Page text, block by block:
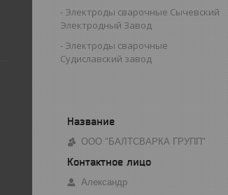
Электроды сварочные Сычевский
Электродный Завод
Электроды сварочные
Судиславский завод
ООО "БАЛТСВАРКА ГРУПП"
Александр